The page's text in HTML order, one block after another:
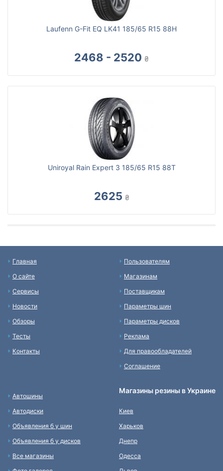
Laufenn G-Fit EQ LK41 185/65 R15 88H
2468 - 2520 ₴
Uniroyal Rain Expert 3 185/65 R15 88T
2625 ₴
Главная
О сайте
Сервисы
Новости
Обзоры
Тесты
Контакты
Пользователям
Магазинам
Поставщикам
Параметры шин
Параметры дисков
Реклама
Для правообладателей
Соглашение
Автошины
Автодиски
Объявления б у шин
Объявления б у дисков
Все магазины
Магазины резины в Украине
Киев
Харьков
Днепр
Одесса